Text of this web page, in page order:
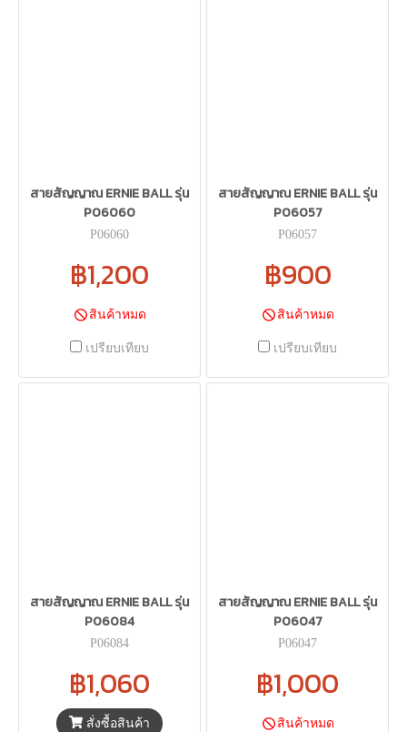
สายสัญญาณ ERNIE BALL รุ่น
P06060
P06060
฿1,200
สินค้าหมด
เปรียบเทียบ
สายสัญญาณ ERNIE BALL รุ่น
P06057
P06057
฿900
สินค้าหมด
เปรียบเทียบ
สายสัญญาณ ERNIE BALL รุ่น
P06084
P06084
฿1,060
สั่งซื้อสินค้า
สายสัญญาณ ERNIE BALL รุ่น
P06047
P06047
฿1,000
สินค้าหมด